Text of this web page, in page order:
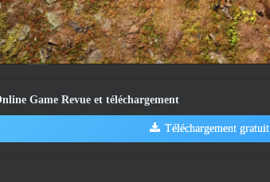
Game Revue et téléchargement
Téléchargement gratuit